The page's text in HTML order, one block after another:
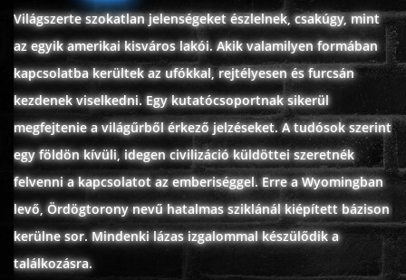
Világszerte szokatlan jelenségeket észlelnek, csakúgy, mint
az egyik amerikai kisváros lakói. Akik valamilyen formában
kapcsolatba kerültek az ufókkal, rejtélyesen és furcsán
kezdenek viselkedni. Egy kutatócsoportnak sikerül
megfejtenie a világűrből érkező jelzéseket. A tudósok szerint
egy földön kívüli, idegen civilizáció küldöttei szeretnék
felvenni a kapcsolatot az emberiséggel. Erre a Wyomingban
levő, Ördögtorony nevű hatalmas sziklánál kiépített bázison
kerülne sor. Mindenki lázas izgalommal készülődik a
találkozásra.